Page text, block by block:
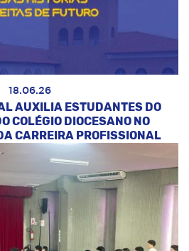
18.06.26
AUXILIA ESTUDANTES DO
COLÉGIO DIOCESANO NO
CARREIRA PROFISSIONAL